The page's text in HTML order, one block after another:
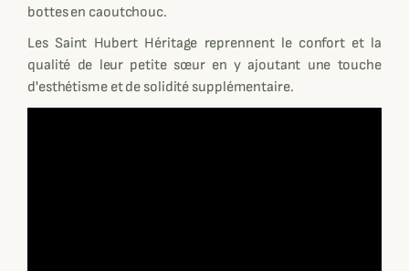
bottes en caoutchouc.
Les Saint Hubert Héritage reprennent le confort et la
qualité de leur petite sœur en y ajoutant une touche
d'esthétisme et de solidité supplémentaire.